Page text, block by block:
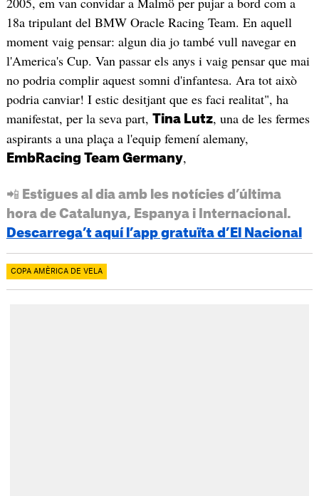
18a tripulant del BMW Oracle Racing Team. En aquell
moment vaig pensar: algun dia jo també vull navegar en
l'America's Cup. Van passar els anys i vaig pensar que mai
no podria complir aquest somni d'infantesa. Ara tot això
podria canviar! I estic desitjant que es faci realitat", ha
manifestat, per la seva part, Tina Lutz, una de les fermes
aspirants a una plaça a l'equip femení alemany,
EmbRacing Team Germany,
📲 Estigues al dia amb les notícies d’última
hora de Catalunya, Espanya i Internacional.
Descarrega’t aquí l’app gratuïta d’El Nacional
COPA AMÈRICA DE VELA